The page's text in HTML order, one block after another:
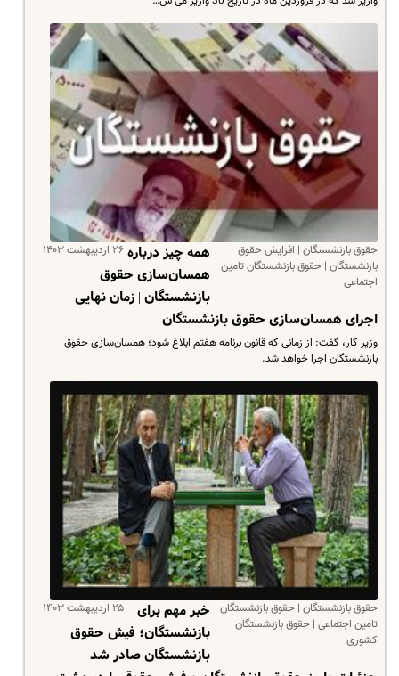
حقوق بازنشستگان | افزایش حقوق
بازنشستگان | حقوق بازنشستگان تامین
اجتماعی
۲۶ اردیبهشت ۱۴۰۳ همه چیز درباره
همسان‌سازی حقوق
بازنشستگان | زمان نهایی
اجرای همسان‌سازی حقوق بازنشستگان
وزیر کار، گفت: از زمانی که قانون برنامه هفتم ابلاغ شود؛ همسان‌سازی حقوق
بازنشستگان اجرا خواهد شد.
حقوق بازنشستگان | حقوق بازنشستگان
تامین اجتماعی | حقوق بازنشستگان
کشوری
۲۵ اردیبهشت ۱۴۰۳
خبر مهم برای
بازنشستگان؛ فیش حقوق
بازنشستگان صادر شد |